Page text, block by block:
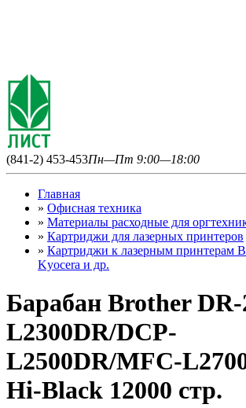
(841-2) 453-453Пн—Пт 9:00—18:00
Главная
» Офисная техника
» Материалы расходные для
» Картриджи для лазерных принтеров
» Картриджи к лазерным принтерам
Kyocera и др.
Барабан Brother
L2300DR/DCP-
L2500DR/MFC-
Hi-Black 12000 стр.